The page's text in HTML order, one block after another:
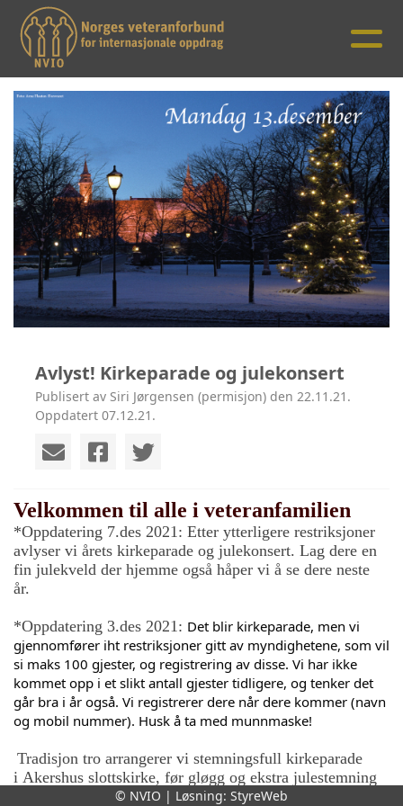
Avlyst! Kirkeparade og julekonsert
Publisert av Siri Jørgensen (permisjon) den 22.11.21.
Oppdatert 07.12.21.
Velkommen til alle i veteranfamilien
*Oppdatering 7.des 2021: Etter ytterligere restriksjoner
avlyser vi årets kirkeparade og julekonsert. Lag dere en
fin julekveld der hjemme også håper vi å se dere neste
år.
*Oppdatering 3.des 2021: Det blir kirkeparade, men vi
gjennomfører iht restriksjoner gitt av myndighetene, som vil
si maks 100 gjester, og registrering av disse. Vi har ikke
kommet opp i et slikt antall gjester tidligere, og tenker det
går bra i år også. Vi registrerer dere når dere kommer (navn
og mobil nummer). Husk å ta med munnmaske!
Tradisjon tro arrangerer vi stemningsfull kirkeparade
i Akershus slottskirke, før gløgg og ekstra julestemning
i Ridehuset. Datoen er mandag 13. desember og det
© NVIO | Løsning: StyreWeb